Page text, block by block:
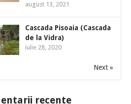
august 13, 2021
Cascada Pisoaia (Cascada
de la Vidra)
iulie 28, 2020
Next »
recente